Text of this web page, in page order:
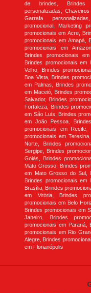
de brindes, Brindes
personalizadas,
Garrafa
promocional, Marketing
promocionais em Acre,
promocionais em Amapá,
promocionais em
Brindes promocionais
Brindes promocionais em
Velho, Brindes
Boa Vista, Brindes
em Palmas, Brindes
em Maceió, Brindes
Salvador, Brindes
Fortaleza, Brindes
em São Luís, Brindes
em João Pessoa,
promocionais em
promocionais em
Norte, Brindes
Sergipe, Brindes
Goiás, Brindes
Mato Grosso, Brindes
em Mato Grosso do Sul,
Brindes promocionais em
Brasília, Brindes
em Vitória, Brindes
promocionais em Belo
Brindes promocionais em
Janeiro, Brindes
promocionais em Paraná,
promocionais em Rio
Alegre, Brindes
em Florianópolis